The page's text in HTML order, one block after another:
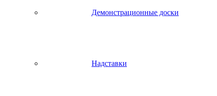
Демонстрационные доски
Надставки